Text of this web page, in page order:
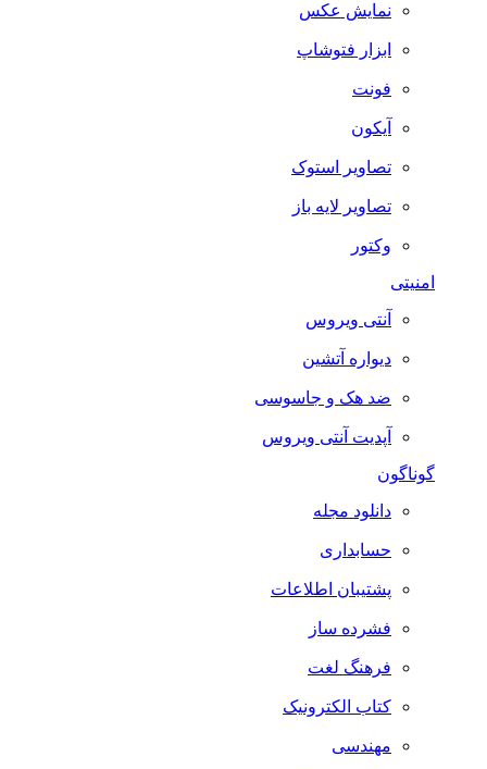
نمایش عکس
ابزار فتوشاپ
فونت
آیکون
تصاویر استوک
تصاویر لایه باز
وکتور
امنیتی
آنتی ویروس
دیواره آتشین
ضد هک و جاسوسی
آپدیت آنتی ویروس
گوناگون
دانلود مجله
حسابداری
پشتیبان اطلاعات
فشرده ساز
فرهنگ لغت
کتاب الکترونیک
مهندسی